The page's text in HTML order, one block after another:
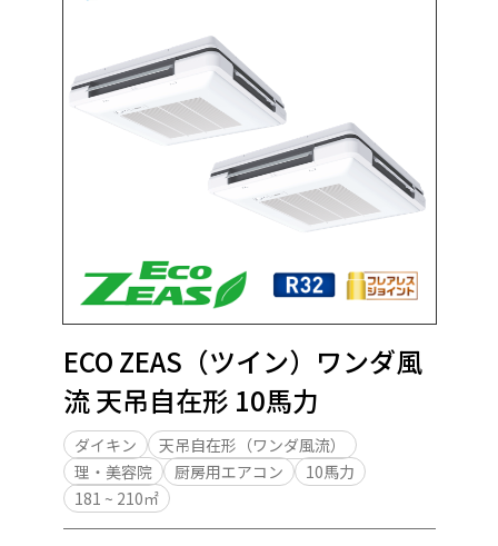
ECO ZEAS（ツイン）ワンダ風
流 天吊自在形 10馬力
ダイキン
天吊自在形（ワンダ風流）
理・美容院
厨房用エアコン
10馬力
181 ~ 210㎡